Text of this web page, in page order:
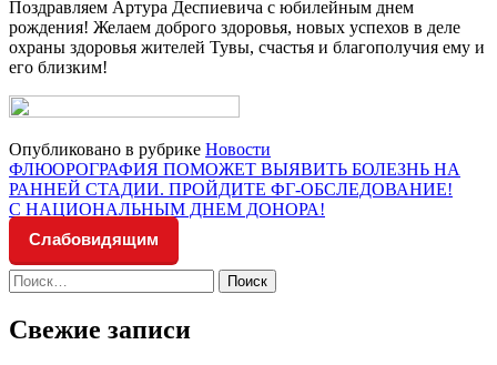
Поздравляем Артура Деспиевича с юбилейным днем
рождения! Желаем доброго здоровья, новых успехов в деле
охраны здоровья жителей Тувы, счастья и благополучия ему и
его близким!
Опубликовано в рубрике Новости
Навигация
по
записям
ФЛЮОРОГРАФИЯ ПОМОЖЕТ ВЫЯВИТЬ БОЛЕЗНЬ НА
РАННЕЙ СТАДИИ. ПРОЙДИТЕ ФГ-ОБСЛЕДОВАНИЕ!
С НАЦИОНАЛЬНЫМ ДНЕМ ДОНОРА!
Слабовидящим
Найти:
Свежие записи